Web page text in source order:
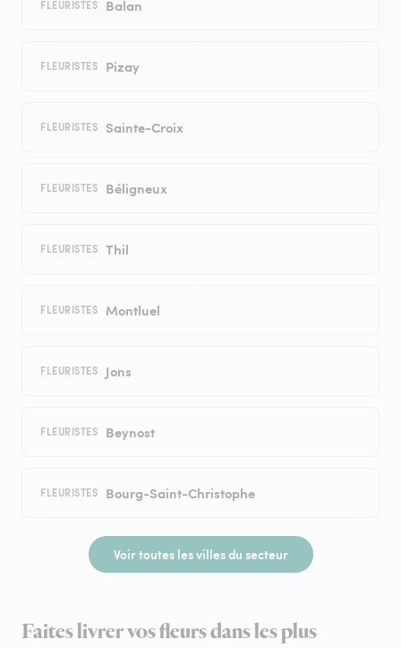
FLEURISTES Balan
FLEURISTES Pizay
FLEURISTES Sainte-Croix
FLEURISTES Béligneux
FLEURISTES Thil
FLEURISTES Montluel
FLEURISTES Jons
FLEURISTES Beynost
FLEURISTES Bourg-Saint-Christophe
Voir toutes les villes du secteur
Faites livrer vos fleurs dans les plus